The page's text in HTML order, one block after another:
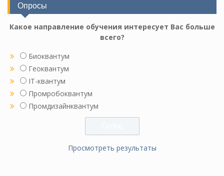
Опросы
Какое направление обучения интересует Вас больше
всего?
Биоквантум
Геоквантум
IT-квантум
Промробоквантум
Промдизайнквантум
Просмотреть результаты